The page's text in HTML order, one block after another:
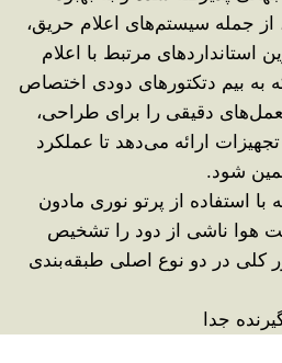
جمله سیستم‌های اعلام حریق،
مرتبط با اعلام
به بیم دتکتورهای دودی اختصاص
دقیقی را برای طراحی،
ارائه می‌دهد تا عملکرد
شود.
استفاده از پرتو نوری مادون
هوا ناشی از دود را تشخیص
کلی در دو نوع اصلی طبقه‌بندی
جدا